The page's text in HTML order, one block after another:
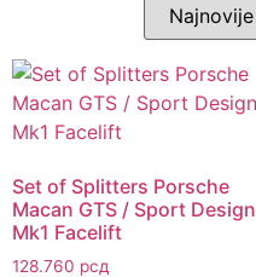
Set of Splitters Porsche
Macan GTS / Sport Design
Mk1 Facelift
128.760 рсд